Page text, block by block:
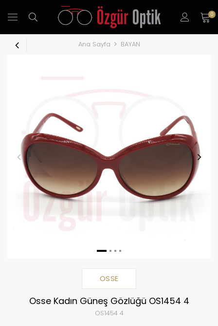
0
Ana Sayfa BAYAN
OSSE
Osse Kadın Güneş Gözlüğü OS1454 4
OS1454 4